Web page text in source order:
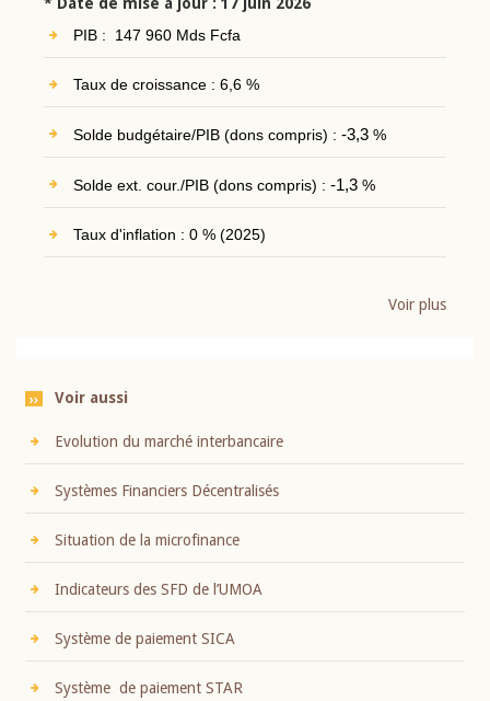
PIB : 147 960 Mds Fcfa
Taux de croissance : 6,6 %
Solde budgétaire/PIB (dons compris) : -3,3%
Solde ext. cour./PIB (dons compris) : -1,3%
Taux d'inflation : 0 % (2025)
Voir plus
Voir aussi
Evolution du marché interbancaire
Systèmes Financiers Décentralisés
Situation de la microfinance
Indicateurs des SFD de l’UMOA
Système de paiement SICA
Système de paiement STAR